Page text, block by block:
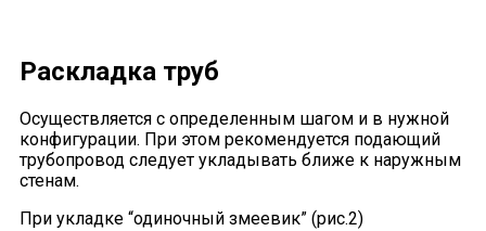
Раскладка труб
Осуществляется с определенным шагом и в нужной
конфигурации. При этом рекомендуется подающий
трубопровод следует укладывать ближе к наружным
стенам.
При укладке “одиночный змеевик” (рис.2)